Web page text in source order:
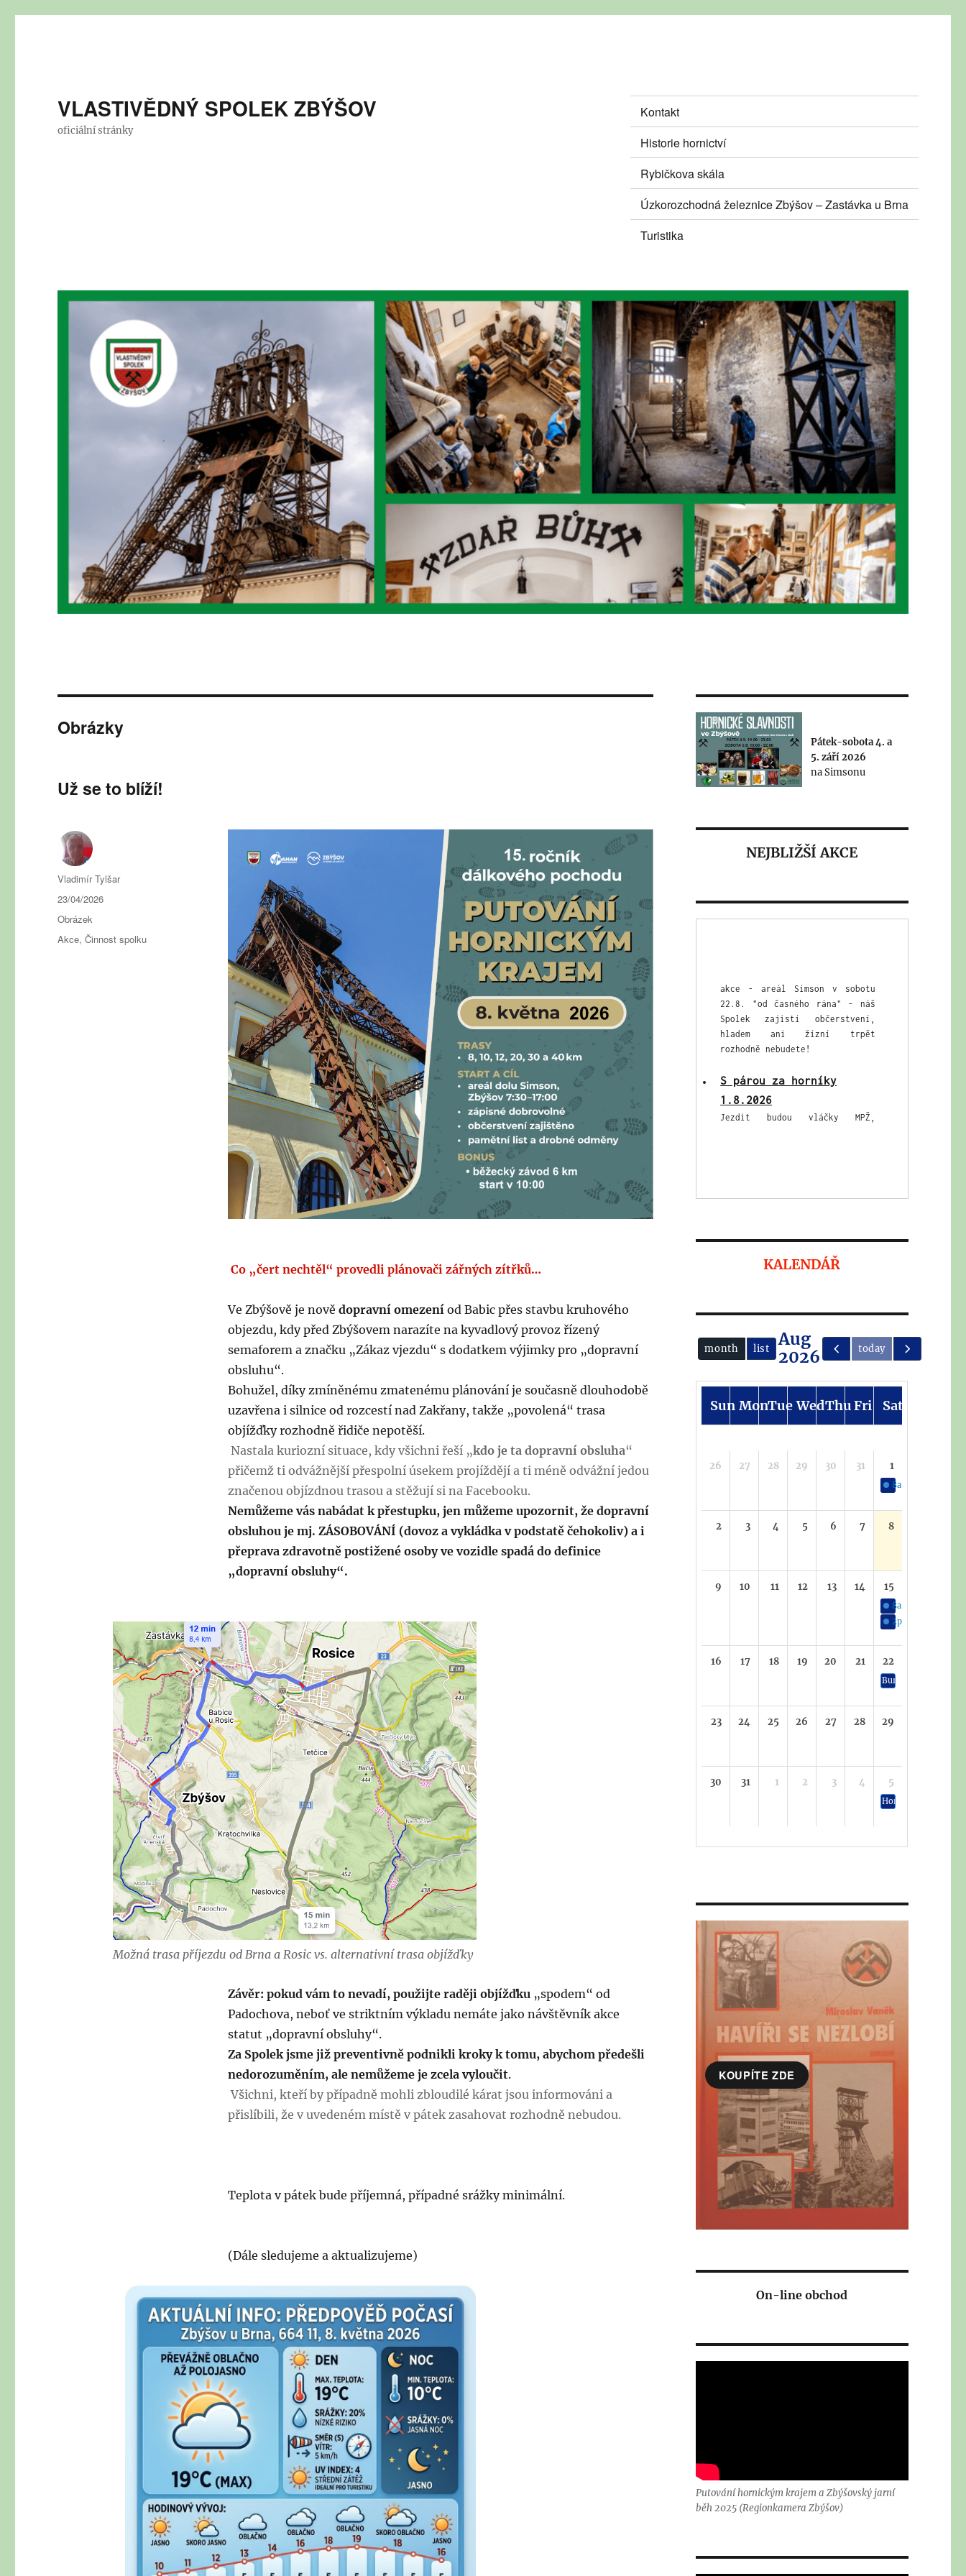
VLASTIVĚDNÝ SPOLEK ZBÝŠOV
oficiální stránky
Kontakt
Historie hornictví
Rybičkova skála
Úzkorozchodná železnice Zbýšov – Zastávka u Brna
Turistika
Obrázky
Už se to blíží!
Co „čert nechtěl“ provedli plánovači zářných zítřků…
Ve Zbýšově je nově dopravní omezení od Babic přes stavbu kruhového
objezdu, kdy před Zbýšovem narazíte na kyvadlový provoz řízený
semaforem a značku „Zákaz vjezdu“ s dodatkem výjimky pro „dopravní
obsluhu“.
Bohužel, díky zmíněnému zmatenému plánování je současně dlouhodobě
uzavřena i silnice od rozcestí nad Zakřany, takže „povolená“ trasa
objížďky rozhodně řidiče nepotěší.
Nastala kuriozní situace, kdy všichni řeší „kdo je ta dopravní obsluha“
přičemž ti odvážnější přespolní úsekem projíždějí a ti méně odvážní jedou
značenou objízdnou trasou a stěžují si na Facebooku.
Nemůžeme vás nabádat k přestupku, jen můžeme upozornit, že dopravní
obsluhou je mj. ZÁSOBOVÁNÍ (dovoz a vykládka v podstatě čehokoliv) a i
přeprava zdravotně postižené osoby ve vozidle spadá do definice
„dopravní obsluhy“.
Možná trasa příjezdu od Brna a Rosic vs. alternativní trasa objížďky
Závěr: pokud vám to nevadí, použijte raději objížďku„spodem“ od
Padochova, neboť ve striktním výkladu nemáte jako návštěvník akce
statut „dopravní obsluhy“.
Za Spolek jsme již preventivně podnikli kroky k tomu, abychom předešli
nedorozuměním, ale nemůžeme je zcela vyloučit.
Všichni, kteří by případně mohli zbloudilé kárat jsou informováni a
přislíbili, že v uvedeném místě v pátek zasahovat rozhodně nebudou.
Teplota v pátek bude příjemná, případné srážky minimální.
(Dále sledujeme a aktualizujeme)
Autor:
Vladimír Tylšar
Publikováno:
23/04/2026
Formát:
Obrázek
Rubriky:
Akce,Činnost spolku
Pátek-sobota 4. a
5. září 2026
na Simsonu
NEJBLIŽŠÍ AKCE
hladem ani žízní trpět
rozhodně nebudete!
S párou za horníky
1.8.2026
přeprava minibusem zdarma na
Simson tam i zpět, možnost
prohlídek hornického muzea s
KALENDÁŘ
month list
Aug
2026
today
Sun MonTue WedThuFri Sat
26 27 28 29 30 31 1
8a
2 3 4 5 6 7 8
9 10 11 12 13 14 15
8a
2p
16 17 18 19 20 21 22
Burza a výstava
23 24 25 26 27 28 29
30 31 1 2 3 4 5
Hornické slavnosti
KOUPÍTE ZDE
On-line obchod
Putování hornickým krajem a Zbýšovský jarní
běh 2025 (Regionkamera Zbýšov)